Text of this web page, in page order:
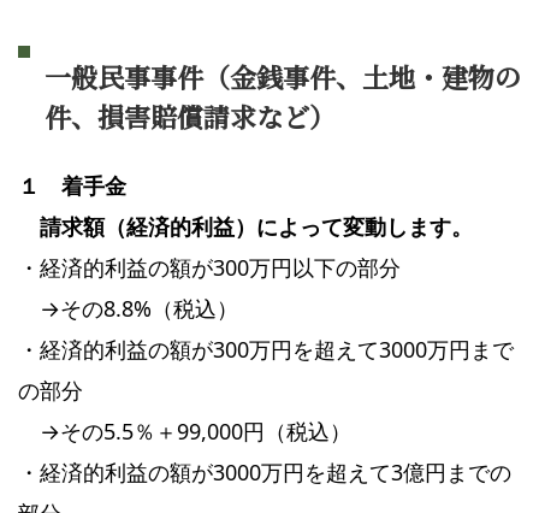
一般民事事件（金銭事件、土地・建物の
件、損害賠償請求など）
１ 着手金
請求額（経済的利益）によって変動します。
・経済的利益の額が300万円以下の部分
→その8.8%（税込）
・経済的利益の額が300万円を超えて3000万円まで
の部分
→その5.5％＋99,000円（税込）
・経済的利益の額が3000万円を超えて3億円までの